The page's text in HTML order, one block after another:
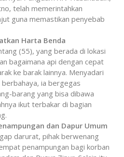
telah memerintahkan
guna memastikan penyebab
Harta Benda
(55), yang berada di lokasi
bagaimana api dengan cepat
ke barak lainnya. Menyadari
ia bergegas
barang yang bisa dibawa
ikut terbakar di bagian
dan Dapur Umum
darurat, pihak berwenang
penampungan bagi korban